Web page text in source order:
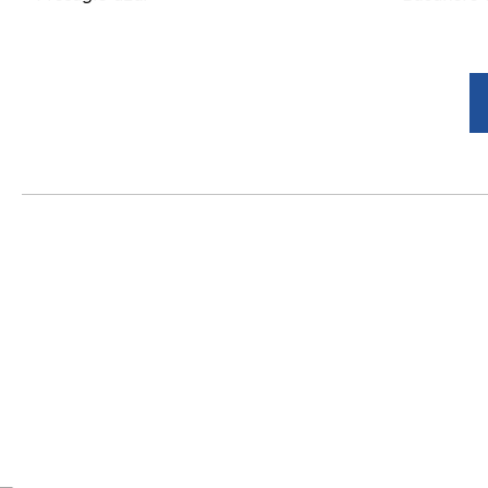
Universität 15. Juli - 17. Juli KUNSTLABOR